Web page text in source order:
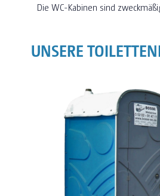
Die WC-Kabinen sind
UNSERE